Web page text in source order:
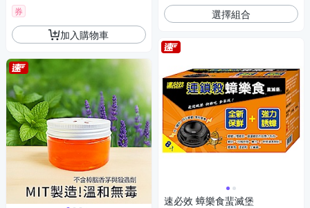
券
加入購物車
選擇組合
速必效 蟑樂食蜚滅堡